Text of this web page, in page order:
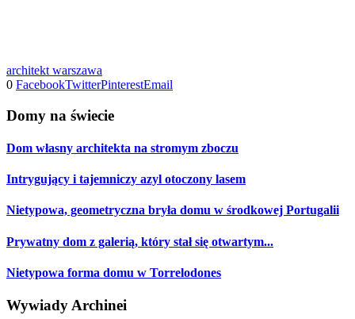
architekt warszawa
0 FacebookTwitterPinterestEmail
Domy na świecie
Dom własny architekta na stromym zboczu
Intrygujący i tajemniczy azyl otoczony lasem
Nietypowa, geometryczna bryła domu w środkowej Portugalii
Prywatny dom z galerią, który stał się otwartym...
Nietypowa forma domu w Torrelodones
Wywiady Archinei